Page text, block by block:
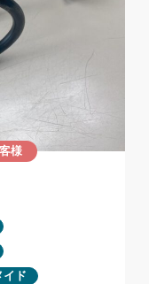
様
イド